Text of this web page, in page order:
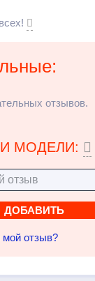
отзывов.
МОДЕЛИ:
отзыв?